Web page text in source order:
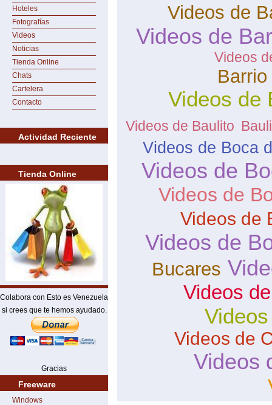
Hoteles
Fotografías
Videos
Noticias
Tienda Online
Chats
Cartelera
Contacto
Actividad Reciente
Tienda Online
Colabora con Esto es Venezuela
si crees que te hemos ayudado.
Gracias
Freeware
Windows
Videos de
Videos de
Videos
Videos de
Videos de Baulito
Videos de Boca
Videos de
Videos de
Videos de
Videos de
Bucares
Videos
Videos de
Videos